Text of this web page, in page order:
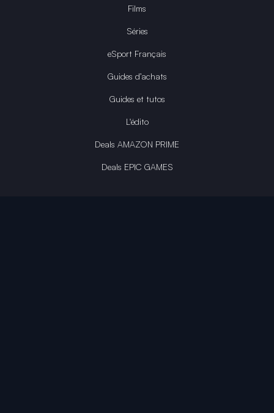
Films
Séries
eSport Français
Guides d’achats
Guides et tutos
L'édito
Deals AMAZON PRIME
Deals EPIC GAMES